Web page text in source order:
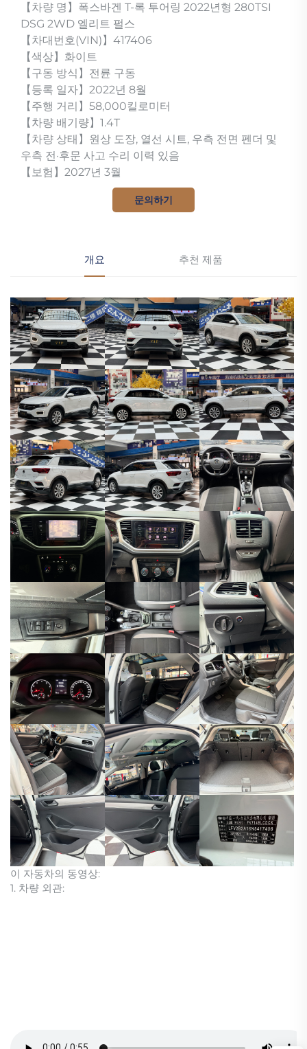
【차량 명】폭스바겐 T-록 투어링 2022년형 280TSI
DSG 2WD 엘리트 펄스
【차대번호(VIN)】417406
【색상】화이트
【구동 방식】전륜 구동
【등록 일자】2022년 8월
【주행 거리】58,000킬로미터
【차량 배기량】1.4T
【차량 상태】원상 도장, 열선 시트, 우측 전면 펜더 및
우측 전·후문 사고 수리 이력 있음
【보험】2027년 3월
문의하기
개요 추천 제품
이 자동차의 동영상:
1. 차량 외관: